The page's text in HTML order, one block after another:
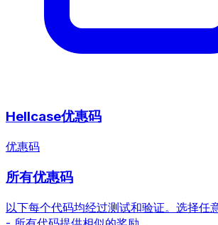
Hellcase优惠码
优惠码
所有优惠码
以下每个代码均经过测试和验证。选择任